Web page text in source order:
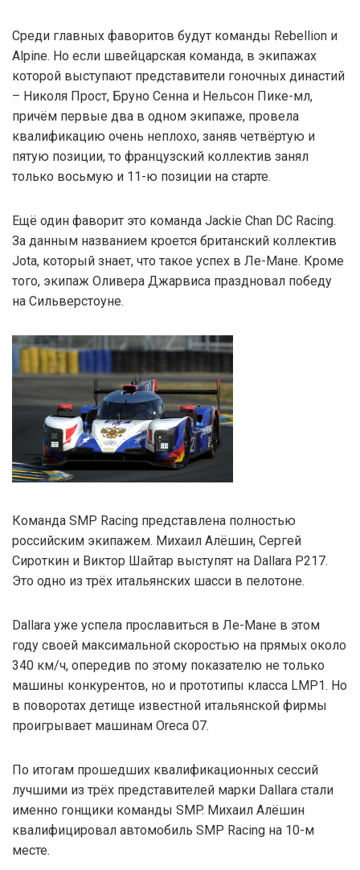
Среди главных фаворитов будут команды Rebellion и
Alpine. Но если швейцарская команда, в экипажах
которой выступают представители гоночных династий
– Николя Прост, Бруно Сенна и Нельсон Пике-мл,
причём первые два в одном экипаже, провела
квалификацию очень неплохо, заняв четвёртую и
пятую позиции, то французский коллектив занял
только восьмую и 11-ю позиции на старте.
Ещё один фаворит это команда Jackie Chan DC Racing.
За данным названием кроется британский коллектив
Jota, который знает, что такое успех в Ле-Мане. Кроме
того, экипаж Оливера Джарвиса праздновал победу
на Сильверстоуне.
Команда SMP Racing представлена полностью
российским экипажем. Михаил Алёшин, Сергей
Сироткин и Виктор Шайтар выступят на Dallara P217.
Это одно из трёх итальянских шасси в пелотоне.
Dallara уже успела прославиться в Ле-Мане в этом
году своей максимальной скоростью на прямых около
340 км/ч, опередив по этому показателю не только
машины конкурентов, но и прототипы класса LMP1. Но
в поворотах детище известной итальянской фирмы
проигрывает машинам Oreca 07.
По итогам прошедших квалификационных сессий
лучшими из трёх представителей марки Dallara стали
именно гонщики команды SMP. Михаил Алёшин
квалифицировал автомобиль SMP Racing на 10-м
месте.